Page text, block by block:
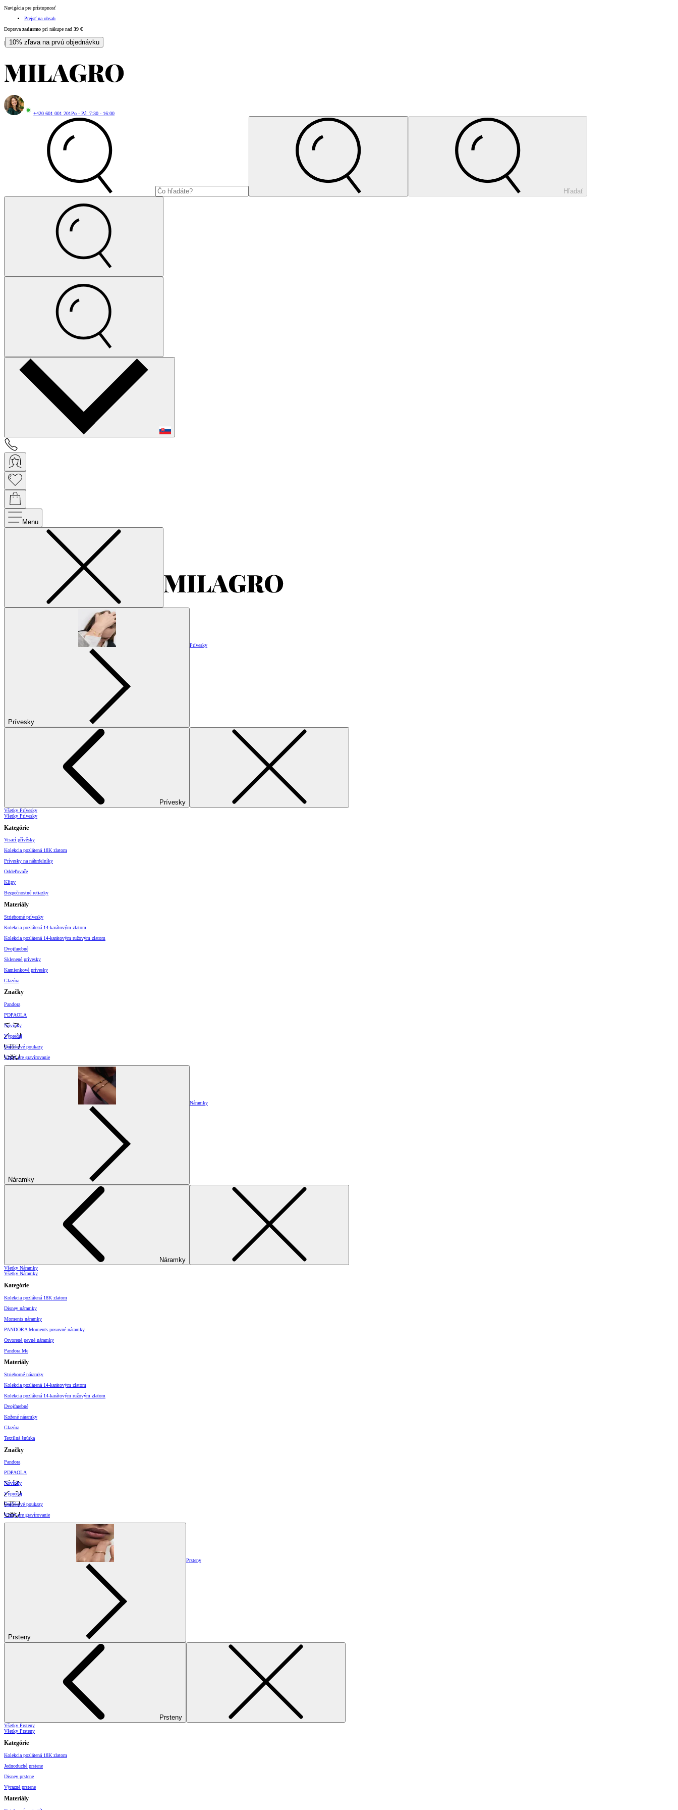
Navigácia pre prístupnosť
Prejsť na obsah
Doprava zadarmo pri nákupe nad 39 €
| 10% zľava na prvú objednávku
+420 601 001 201Po - Pá: 7:30 - 16:00
Hľadať
Menu
Prívesky
Prívesky
Prívesky
Všetky Prívesky
Všetky Prívesky
Kategórie
Visací přívěsky
Kolekcia pozlátená 18K zlatom
Prívesky na náhrdelníky
Oddeľovače
Klipy
Bezpečnostné retiazky
Materiály
Strieborné prívesky
Kolekcia pozlátená 14-karátovým zlatom
Kolekcia pozlátená 14-karátovým ružovým zlatom
Dvojfarebné
Sklenené prívesky
Kamienkové prívesky
Glazúra
Značky
Pandora
PDPAOLA
Novinky
Výpredaj
Darčekové poukazy
Vzory pre gravírovanie
Náramky
Náramky
Náramky
Všetky Náramky
Všetky Náramky
Kategórie
Kolekcia pozlátená 18K zlatom
Disney náramky
Moments náramky
PANDORA Moments posuvné náramky
Otvorené pevné náramky
Pandora Me
Materiály
Strieborné náramky
Kolekcia pozlátená 14-karátovým zlatom
Kolekcia pozlátená 14-karátovým ružovým zlatom
Dvojfarebné
Kožené náramky
Glazúra
Textilná šnúrka
Značky
Pandora
PDPAOLA
Novinky
Výpredaj
Darčekové poukazy
Vzory pre gravírovanie
Prsteny
Prsteny
Prsteny
Všetky Prsteny
Všetky Prsteny
Kategórie
Kolekcia pozlátená 18K zlatom
Jednoduché prstene
Disney prstene
Výrazné prstene
Materiály